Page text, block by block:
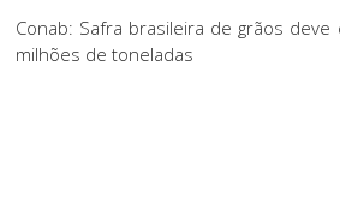
Conab: Safra brasileira de grãos deve
milhões de toneladas